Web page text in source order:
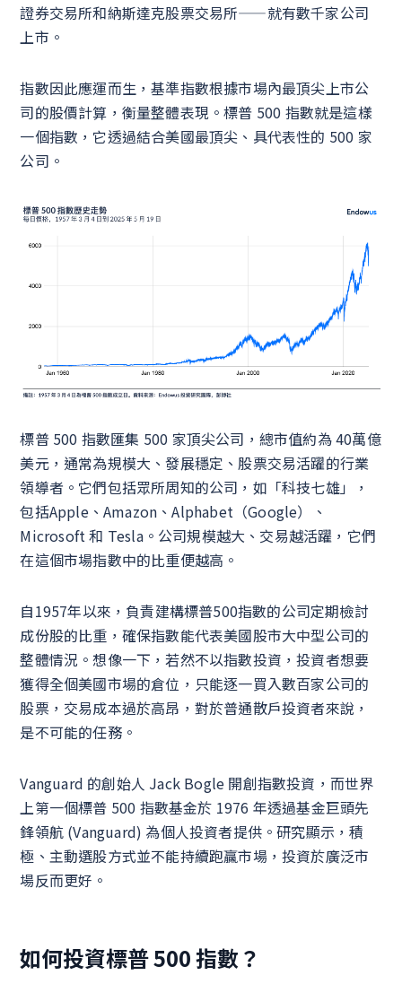
證券交易所和納斯達克股票交易所——就有數千家公司
上市。
指數因此應運而生，基準指數根據市場內最頂尖上市公
司的股價計算，衡量整體表現。標普 500 指數就是這樣
一個指數，它透過結合美國最頂尖、具代表性的 500 家
公司。
標普 500 指數匯集 500 家頂尖公司，總市值約為 40萬億
美元，通常為規模大、發展穩定、股票交易活躍的行業
領導者。它們包括眾所周知的公司，如「科技七雄」，
包括Apple、Amazon、Alphabet（Google）、
Microsoft 和 Tesla。公司規模越大、交易越活躍，它們
在這個市場指數中的比重便越高。
自1957年以來，負責建構標普500指數的公司定期檢討
成份股的比重，確保指數能代表美國股市大中型公司的
整體情況。想像一下，若然不以指數投資，投資者想要
獲得全個美國市場的倉位，只能逐一買入數百家公司的
股票，交易成本過於高昂，對於普通散戶投資者來說，
是不可能的任務。
Vanguard 的創始人 Jack Bogle 開創指數投資，而世界
上第一個標普 500 指數基金於 1976 年透過基金巨頭先
鋒領航 (Vanguard) 為個人投資者提供。研究顯示，積
極、主動選股方式並不能持續跑贏市場，投資於廣泛市
場反而更好。
如何投資標普 500 指數？